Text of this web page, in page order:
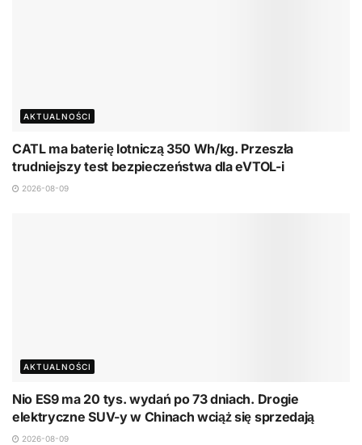
AKTUALNOŚCI
CATL ma baterię lotniczą 350 Wh/kg. Przeszła
trudniejszy test bezpieczeństwa dla eVTOL-i
2026-08-09
AKTUALNOŚCI
Nio ES9 ma 20 tys. wydań po 73 dniach. Drogie
elektryczne SUV-y w Chinach wciąż się sprzedają
2026-08-09